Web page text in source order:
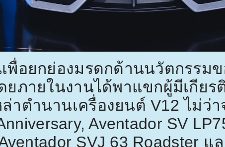
พื่อยกย่องมรดกด้านนวัตกรรม
ยภายในงานได้พาแขกผู้มีเกีย
ล่าตำนานเครื่องยนต์V12 ไม่ว่า
Aventador SV
SVJ 63 Roadster แ